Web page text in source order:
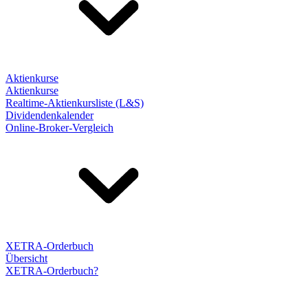
Aktienkurse
Aktienkurse
Realtime-Aktienkursliste (L&S)
Dividendenkalender
Online-Broker-Vergleich
XETRA-Orderbuch
Übersicht
XETRA-Orderbuch?